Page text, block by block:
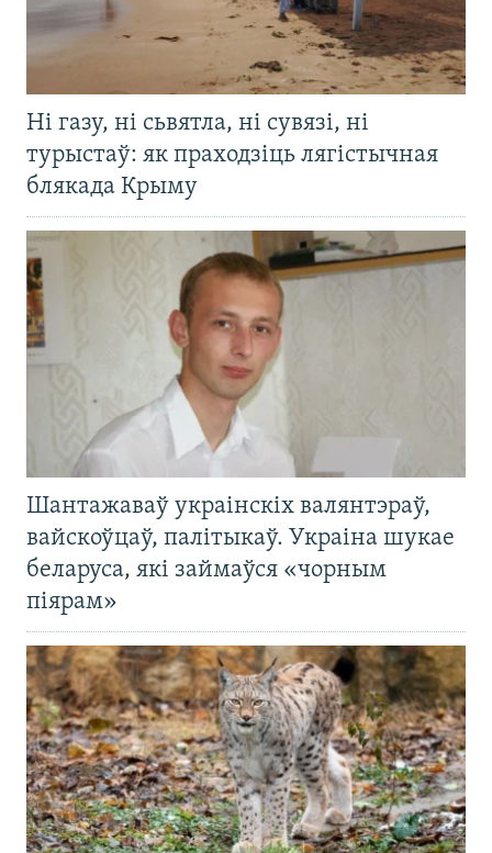
Ні газу, ні сьвятла, ні сувязі, ні
турыстаў: як праходзіць лягістычная
блякада Крыму
Шантажаваў украінскіх валянтэраў,
вайскоўцаў, палітыкаў. Украіна шукае
беларуса, які займаўся «чорным
піярам»